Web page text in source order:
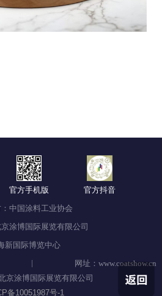
官方手机版
官方抖音
中国涂料工业协会
涂博国际展览有限公司
新国际博览中心
|
网址：www.coatshow.cn
京涂博国际展览有限公司
备10051987号-1